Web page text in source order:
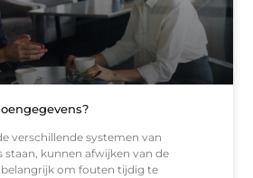
verschillende systemen van
staan, kunnen afwijken van de
om fouten tijdig te